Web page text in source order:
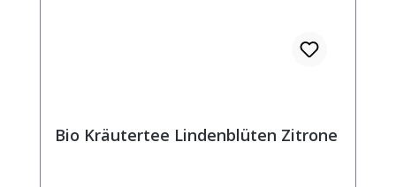
Bio Kräutertee Lindenblüten Zitrone